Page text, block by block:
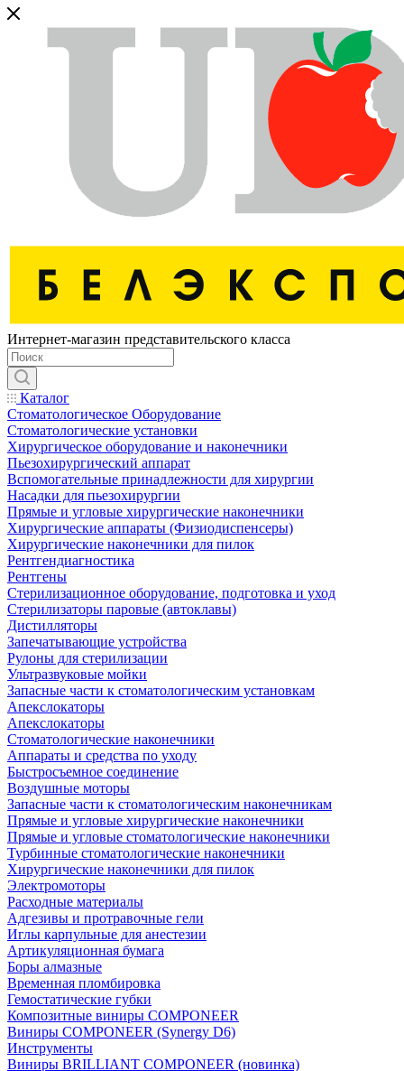
Интернет-магазин представительского класса
Каталог
Стоматологическое Оборудование
Стоматологические установки
Хирургическое оборудование и наконечники
Пьезохирургический аппарат
Вспомогательные принадлежности для хирургии
Насадки для пьезохирургии
Прямые и угловые хирургические наконечники
Хирургические аппараты (Физиодиспенсеры)
Хирургические наконечники для пилок
Рентгендиагностика
Рентгены
Стерилизационное оборудование, подготовка и уход
Стерилизаторы паровые (автоклавы)
Дистилляторы
Запечатывающие устройства
Рулоны для стерилизации
Ультразвуковые мойки
Запасные части к стоматологическим установкам
Апекслокаторы
Апекслокаторы
Стоматологические наконечники
Аппараты и средства по уходу
Быстросъемное соединение
Воздушные моторы
Запасные части к стоматологическим наконечникам
Прямые и угловые хирургические наконечники
Прямые и угловые стоматологические наконечники
Турбинные стоматологические наконечники
Хирургические наконечники для пилок
Электромоторы
Расходные материалы
Адгезивы и протравочные гели
Иглы карпульные для анестезии
Артикуляционная бумага
Боры алмазные
Временная пломбировка
Гемостатические губки
Композитные виниры COMPONEER
Виниры COMPONEER (Synergy D6)
Инструменты
Виниры BRILLIANT COMPONEER (новинка)